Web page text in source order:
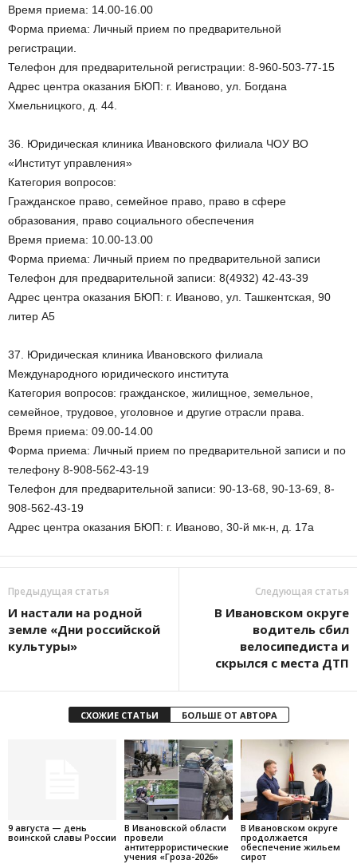
Время приема: 14.00-16.00
Форма приема: Личный прием по предварительной
регистрации.
Телефон для предварительной регистрации: 8-960-503-77-15
Адрес центра оказания БЮП: г. Иваново, ул. Богдана
Хмельницкого, д. 44.
36. Юридическая клиника Ивановского филиала ЧОУ ВО
«Институт управления»
Категория вопросов:
Гражданское право, семейное право, право в сфере
образования, право социального обеспечения
Время приема: 10.00-13.00
Форма приема: Личный прием по предварительной записи
Телефон для предварительной записи: 8(4932) 42-43-39
Адрес центра оказания БЮП: г. Иваново, ул. Ташкентская, 90
литер А5
37. Юридическая клиника Ивановского филиала
Международного юридического института
Категория вопросов: гражданское, жилищное, земельное,
семейное, трудовое, уголовное и другие отрасли права.
Время приема: 09.00-14.00
Форма приема: Личный прием по предварительной записи и по
телефону 8-908-562-43-19
Телефон для предварительной записи: 90-13-68, 90-13-69, 8-
908-562-43-19
Адрес центра оказания БЮП: г. Иваново, 30-й мк-н, д. 17а
Предыдущая статья
И настали на родной
земле «Дни российской
культуры»
Следующая статья
В Ивановском округе
водитель сбил
велосипедиста и
скрылся с места ДТП
СХОЖИЕ СТАТЬИ БОЛЬШЕ ОТ АВТОРА
9 августа — день
воинской славы России
В Ивановской области
провели
антитеррористические
учения «Гроза-2026»
В Ивановском округе
продолжается
обеспечение жильем
сирот